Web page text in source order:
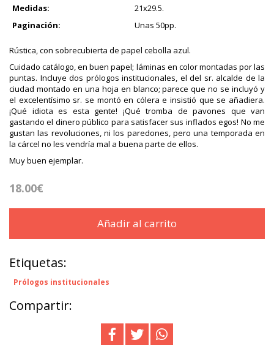
Medidas:
21x29.5.
Paginación:
Unas 50pp.
Rústica, con sobrecubierta de papel cebolla azul.
Cuidado catálogo, en buen papel; láminas en color montadas por las
puntas. Incluye dos prólogos institucionales, el del sr. alcalde de la
ciudad montado en una hoja en blanco; parece que no se incluyó y
el excelentísimo sr. se montó en cólera e insistió que se añadiera.
¡Qué idiota es esta gente! ¡Qué tromba de pavones que van
gastando el dinero público para satisfacer sus inflados egos! No me
gustan las revoluciones, ni los paredones, pero una temporada en
la cárcel no les vendría mal a buena parte de ellos.
Muy buen ejemplar.
18.00€
Añadir al carrito
Etiquetas:
Prólogos institucionales
Compartir: